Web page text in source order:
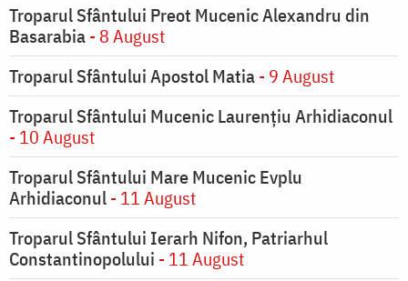
Troparul Sfântului Preot Mucenic Alexandru din
Basarabia- 8 August
Troparul Sfântului Apostol Matia- 9 August
Troparul Sfântului Mucenic Laurențiu Arhidiaconul
- 10 August
Troparul Sfântului Mare Mucenic Evplu
Arhidiaconul- 11 August
Troparul Sfântului Ierarh Nifon, Patriarhul
Constantinopolului - 11 August